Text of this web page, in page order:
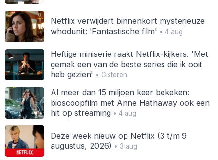
Netflix verwijdert binnenkort mysterieuze
whodunit: 'Fantastische film' • 4 aug
Heftige miniserie raakt Netflix-kijkers: 'Met
gemak een van de beste series die ik ooit
heb gezien' • Gisteren
Al meer dan 15 miljoen keer bekeken:
bioscoopfilm met Anne Hathaway ook een
hit op streaming• 4 aug
Deze week nieuw op Netflix (3 t/m 9
augustus, 2026) • 3 aug